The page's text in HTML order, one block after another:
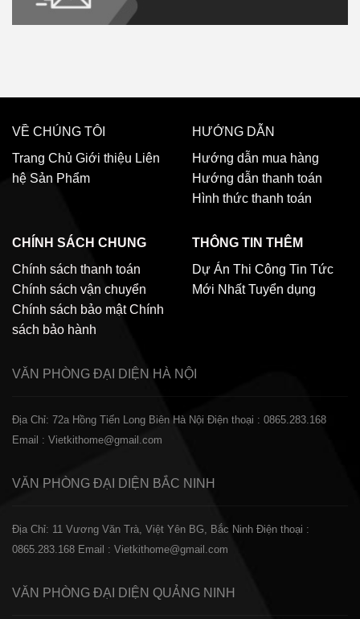
VỀ CHÚNG TÔI
Trang Chủ Giới thiệu Liên
hệ Sản Phẩm
HƯỚNG DẪN
Hướng dẫn mua hàng
Hướng dẫn thanh toán
Hình thức thanh toán
CHÍNH SÁCH CHUNG
Chính sách thanh toán
Chính sách vận chuyển
Chính sách bảo mật Chính
sách bảo hành
THÔNG TIN THÊM
Dự Án Thi Công Tin Tức
Mới Nhất Tuyển dụng
VĂN PHÒNG ĐẠI DIỆN HÀ NỘI
Địa Chỉ: 72a Hồng Tiến Long Biên Hà Nội Điện thoại : 0865.283.168
Email : Vietkithome@gmail.com
VĂN PHÒNG ĐẠI DIỆN BẮC NINH
Địa Chỉ: 11 Vương Văn Trà, Việt Yên BG, Bắc Ninh Điện thoại :
0865.283.168 Email : Vietkithome@gmail.com
VĂN PHÒNG ĐẠI DIỆN QUẢNG NINH